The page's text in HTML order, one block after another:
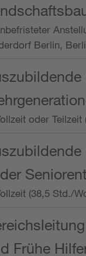
Berlin,
oder
(38,5 Std./
Frühe